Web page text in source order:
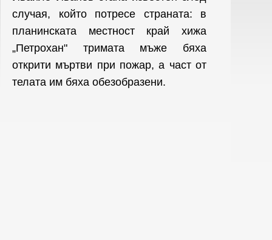
случая, който потресе страната: в
планинската местност край хижа
„Петрохан" тримата мъже бяха
открити мъртви при пожар, а част от
телата им бяха обезобразени.